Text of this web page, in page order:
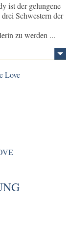
ist der gelungene
Schwestern der
zu werden ...